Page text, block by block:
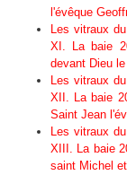
l'évêque
Les vitraux
XI. La baie
devant Dieu
Les vitraux
XII. La baie
Saint Jean
Les vitraux
XIII. La baie
saint Michel